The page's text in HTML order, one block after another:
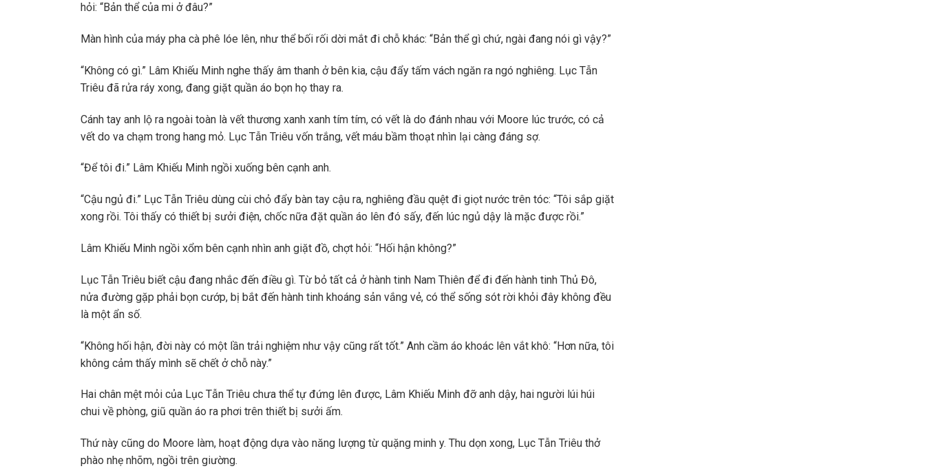
hỏi: “Bản thể của mi ở đâu?”
Màn hình của máy pha cà phê lóe lên, như thể bối rối dời mắt đi chỗ khác: “Bản thể gì chứ, ngài đang nói gì vậy?”
“Không có gì.” Lâm Khiếu Minh nghe thấy âm thanh ở bên kia, cậu đẩy tấm vách ngăn ra ngó nghiêng. Lục Tẫn
Triêu đã rửa ráy xong, đang giặt quần áo bọn họ thay ra.
Cánh tay anh lộ ra ngoài toàn là vết thương xanh xanh tím tím, có vết là do đánh nhau với Moore lúc trước, có cả
vết do va chạm trong hang mỏ. Lục Tẫn Triêu vốn trắng, vết máu bầm thoạt nhìn lại càng đáng sợ.
“Để tôi đi.” Lâm Khiếu Minh ngồi xuống bên cạnh anh.
“Cậu ngủ đi.” Lục Tẫn Triêu dùng cùi chỏ đẩy bàn tay cậu ra, nghiêng đầu quệt đi giọt nước trên tóc: “Tôi sắp giặt
xong rồi. Tôi thấy có thiết bị sưởi điện, chốc nữa đặt quần áo lên đó sấy, đến lúc ngủ dậy là mặc được rồi.”
Lâm Khiếu Minh ngồi xổm bên cạnh nhìn anh giặt đồ, chợt hỏi: “Hối hận không?”
Lục Tẫn Triêu biết cậu đang nhắc đến điều gì. Từ bỏ tất cả ở hành tinh Nam Thiên để đi đến hành tinh Thủ Đô,
nửa đường gặp phải bọn cướp, bị bắt đến hành tinh khoáng sản vắng vẻ, có thể sống sót rời khỏi đây không đều
là một ẩn số.
“Không hối hận, đời này có một lần trải nghiệm như vậy cũng rất tốt.” Anh cầm áo khoác lên vắt khô: “Hơn nữa, tôi
không cảm thấy mình sẽ chết ở chỗ này.”
Hai chân mệt mỏi của Lục Tẫn Triêu chưa thể tự đứng lên được, Lâm Khiếu Minh đỡ anh dậy, hai người lúi húi
chui về phòng, giũ quần áo ra phơi trên thiết bị sưởi ấm.
Thứ này cũng do Moore làm, hoạt động dựa vào năng lượng từ quặng minh y. Thu dọn xong, Lục Tẫn Triêu thở
phào nhẹ nhõm, ngồi trên giường.